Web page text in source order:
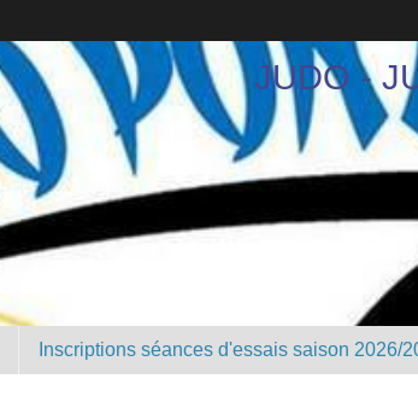
JUDO -
Inscriptions séances d'essais saison 2026/